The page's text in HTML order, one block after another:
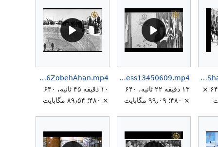
ShahanShahiAndCoronationRezaShahBozorg2.mp4
۳ دقیقه ۳۱ ثانیه، ۶۴۰ ×
ShahanshahIranologyCongress13450609.mp4
۱۳ دقیقه ۲۲ ثانیه، ۶۴۰
× ۴۸۰؛ ۹۹٫۰۹ مگابایت
ShahanshahSpeech23Esfand1346ZobehAhan.mp4
۱۰ دقیقه ۴۵ ثانیه، ۶۴۰
× ۴۸۰؛ ۸۹٫۵۴ مگابایت